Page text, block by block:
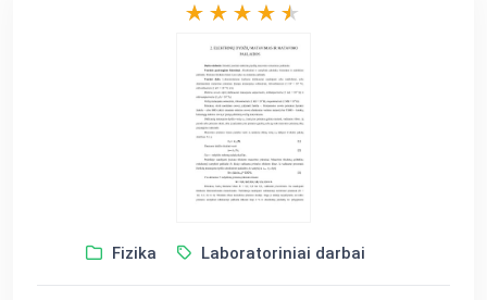
Fizika Laboratoriniai darbai